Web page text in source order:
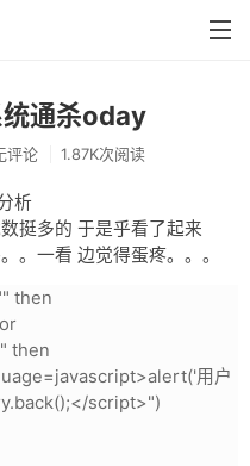
通杀oday
评论 1.87K次阅读
析
挺多的 于是乎看了起来
。一看 边觉得蛋疼。。。
then
then
用户
script>")